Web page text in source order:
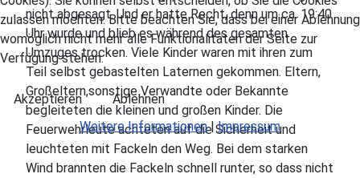
nicht abgesagt. Und er hatte Recht, denn um ca. 19:40
Uhr wurde und blieb es während des gesamten
Umzuges trocken. Viele Kinder waren mit ihren zum
Teil selbst gebastelten Laternen gekommen. Eltern,
Großeltern,sonstige Verwandte oder Bekannte
begleiteten die kleinen und großen Kinder. Die
Feuerwehrleute achteten auf die Sicherheit und
leuchteten mit Fackeln den Weg. Bei dem starken
Wind brannten die Fackeln schnell runter, so dass nicht
zulassen möchten. Bitte beachten Sie, dass bei einer Ablehnung
womöglich nicht mehr alle Funktionalitäten der Seite zur
Verfügung stehen.
Akzeptieren
Ablehnen
Weitere Informationen|Impressum